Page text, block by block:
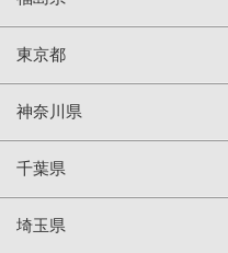
東京都
神奈川県
千葉県
埼玉県